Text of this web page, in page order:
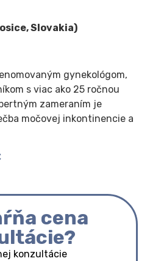
Slovakia)
gynekológom,
s viac ako 25 ročnou
zameraním je
močovej inkontinencie a
cena
konzultácie